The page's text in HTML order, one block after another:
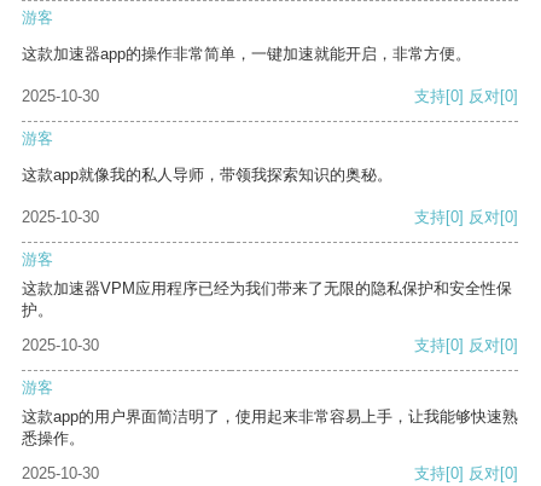
游客
这款加速器app的操作非常简单，一键加速就能开启，非常方便。
2025-10-30 支持[0] 反对[0]
游客
这款app就像我的私人导师，带领我探索知识的奥秘。
2025-10-30 支持[0] 反对[0]
游客
这款加速器VPM应用程序已经为我们带来了无限的隐私保护和安全性保
护。
2025-10-30
支持[0] 反对[0]
游客
这款app的用户界面简洁明了，使用起来非常容易上手，让我能够快速熟
悉操作。
2025-10-30
支持[0] 反对[0]